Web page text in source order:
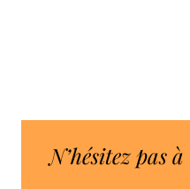
N’hésitez pas à